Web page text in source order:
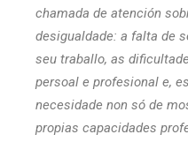
chamada de atención
desigualdade: a falta de
seu traballo, as
persoal e profesional e,
necesidade non só de
propias capacidades